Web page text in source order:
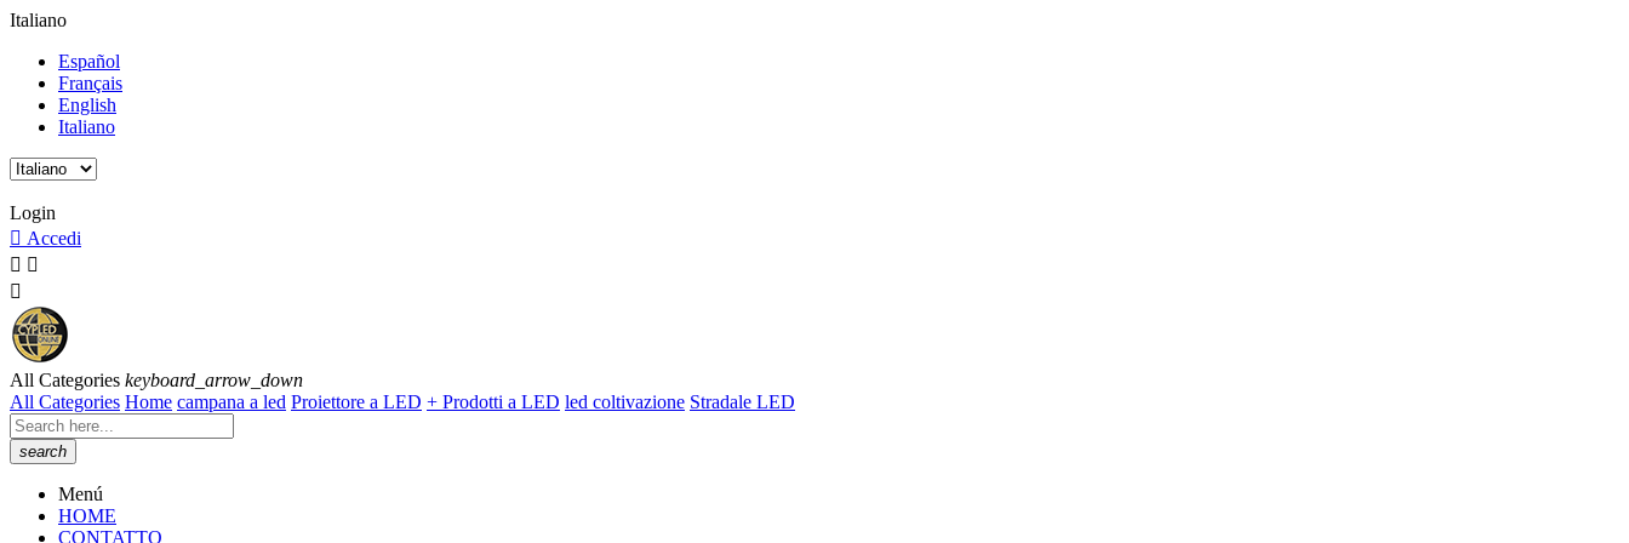
Italiano
Español
Français
English
Italiano
Login
 Accedi
 

All Categories keyboard_arrow_down
All Categories Home campana a led Proiettore a LED + Prodotti a LED led coltivazione Stradale LED
search
Menú
HOME
CONTATTO